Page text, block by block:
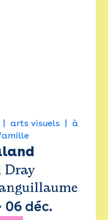
arts visuels
à
Dray
06 déc.